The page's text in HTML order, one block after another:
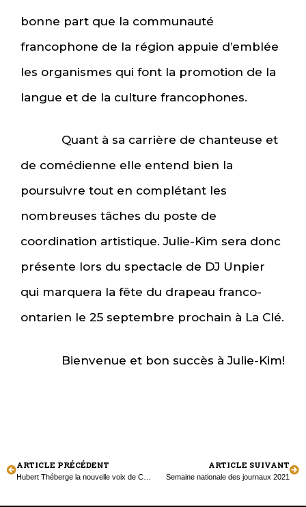
bonne part que la communauté
francophone de la région appuie d’emblée
les organismes qui font la promotion de la
langue et de la culture francophones.
Quant à sa carrière de chanteuse et
de comédienne elle entend bien la
poursuivre tout en complétant les
nombreuses tâches du poste de
coordination artistique. Julie-Kim sera donc
présente lors du spectacle de DJ Unpier
qui marquera la fête du drapeau franco-
ontarien le 25 septembre prochain à La Clé.
Bienvenue et bon succès à Julie-Kim!
ARTICLE PRÉCÉDENT ARTICLE SUIVANT
Semaine nationale des journaux 2021